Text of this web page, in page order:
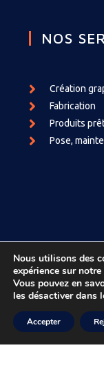
NOS
Création
Fabrication
Produits
Pose,
Avec le soutien
Nous utilisons des
expérience sur notre
Vous pouvez en
les désactiver dans
Accepter